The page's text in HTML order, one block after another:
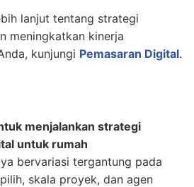
lanjut tentang strategi
meningkatkan kinerja
kunjungi Pemasaran Digital.
menjalankan strategi
untuk rumah
bervariasi tergantung pada
skala proyek, dan agen